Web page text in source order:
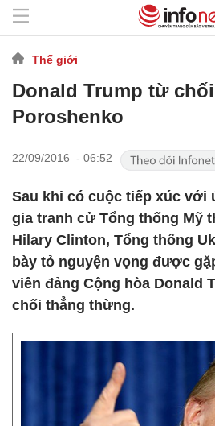
Thế giới
Donald Trump từ
Poroshenko
22/09/2016 - 06:52
Sau khi có cuộc tiếp xúc với
gia tranh cử Tổng thống Mỹ
Hilary Clinton, Tổng thống
bày tỏ nguyện vọng được
viên đảng Cộng hòa Donald
chối thẳng thừng.